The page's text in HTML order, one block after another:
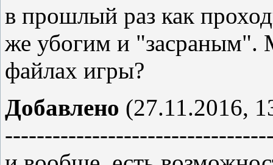
в прошлый раз как
же убогим и "засраным".
файлах игры?
Добавлено (27.11.2016,